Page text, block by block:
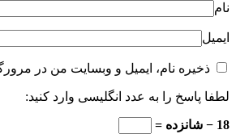
نام
ایمیل
ذخیره نام، ایمیل و وبسایت من در
لطفا پاسخ را به عدد انگلیسی وارد کنید:
18 − شانزده =